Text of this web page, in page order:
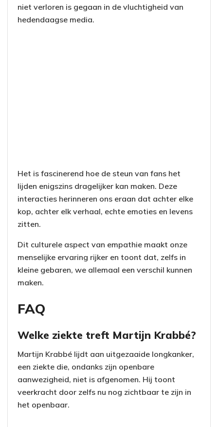
niet verloren is gegaan in de vluchtigheid van
hedendaagse media.
Het is fascinerend hoe de steun van fans het
lijden enigszins dragelijker kan maken. Deze
interacties herinneren ons eraan dat achter elke
kop, achter elk verhaal, echte emoties en levens
zitten.
Dit culturele aspect van empathie maakt onze
menselijke ervaring rijker en toont dat, zelfs in
kleine gebaren, we allemaal een verschil kunnen
maken.
FAQ
Welke ziekte treft Martijn Krabbé?
Martijn Krabbé lijdt aan uitgezaaide longkanker,
een ziekte die, ondanks zijn openbare
aanwezigheid, niet is afgenomen. Hij toont
veerkracht door zelfs nu nog zichtbaar te zijn in
het openbaar.